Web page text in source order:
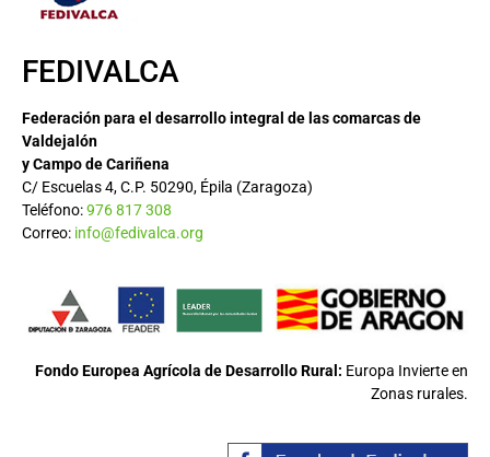
FEDIVALCA
Federación para el desarrollo integral de las comarcas de
Valdejalón
y Campo de Cariñena
C/ Escuelas 4, C.P. 50290, Épila (Zaragoza)
Teléfono:976 817 308
Correo: info@fedivalca.org
Fondo Europea Agrícola de Desarrollo Rural: Europa Invierte en
Zonas rurales.